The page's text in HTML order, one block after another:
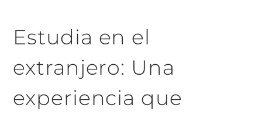
Estudia en el
extranjero: Una
experiencia que